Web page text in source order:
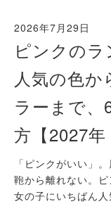
2026年7月29日
ピンクの
人気の色
ラーまで
方【2027年
「ピンクがいい」
鞄から離れない。
女の子にいちばん